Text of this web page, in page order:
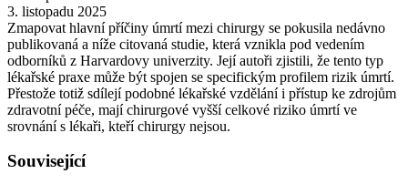
3. listopadu 2025
Zmapovat hlavní příčiny úmrtí mezi chirurgy se pokusila nedávno
publikovaná a níže citovaná studie, která vznikla pod vedením
odborníků z Harvardovy univerzity. Její autoři zjistili, že tento typ
lékařské praxe může být spojen se specifickým profilem rizik úmrtí.
Přestože totiž sdílejí podobné lékařské vzdělání i přístup ke zdrojům
zdravotní péče, mají chirurgové vyšší celkové riziko úmrtí ve
srovnání s lékaři, kteří chirurgy nejsou.
Související